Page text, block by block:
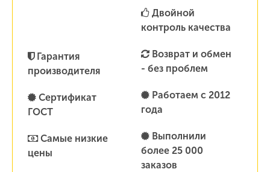
Гарантия
производителя
Сертификат
ГОСТ
Самые низкие
цены
Двойной
контроль качества
Возврат и обмен
- без проблем
Работаем с 2012
года
Выполнили
более 25 000
заказов